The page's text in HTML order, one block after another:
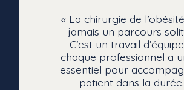
« La chirurgie de
jamais un parcours
C’est un travail
chaque professionnel a
essentiel pour
patient dans la